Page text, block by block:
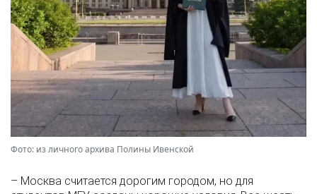
Фото: из личного архива Полины Ивенской
– Москва считается дорогим городом, но для